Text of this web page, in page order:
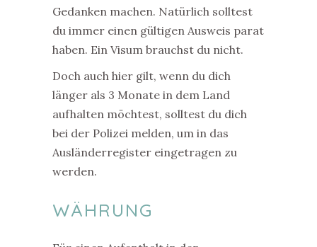
Gedanken machen. Natürlich solltest
du immer einen gültigen Ausweis parat
haben. Ein Visum brauchst du nicht.
Doch auch hier gilt, wenn du dich
länger als 3 Monate in dem Land
aufhalten möchtest, solltest du dich
bei der Polizei melden, um in das
Ausländerregister eingetragen zu
werden.
WÄHRUNG